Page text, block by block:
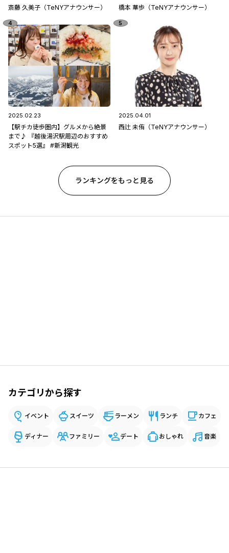
斎藤 久美子（TeNYアナウンサー） 橋本 華歩（TeNYアナウンサー）
2025.02.23
【駅チカ徒歩圏内】グルメから絶景
まで♪ 『越後湯沢駅周辺のおすすめ
スポット5選』 #新潟観光
2025.04.01
西辻 未侑（TeNYアナウンサー）
ランキングをもっと見る
カテゴリから探す
イベント スイーツ ラーメン ランチ カフェ
ディナー ファミリー デート おしゃれ 音楽